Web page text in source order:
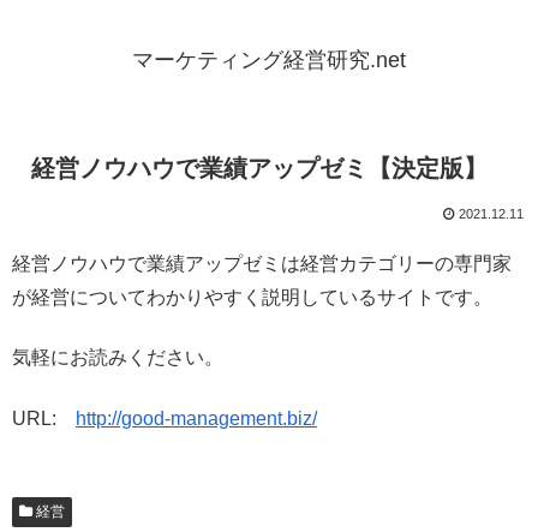
マーケティング経営研究.net
経営ノウハウで業績アップゼミ【決定版】
2021.12.11
経営ノウハウで業績アップゼミは経営カテゴリーの専門家
が経営についてわかりやすく説明しているサイトです。
気軽にお読みください。
URL: http://good-management.biz/
経営